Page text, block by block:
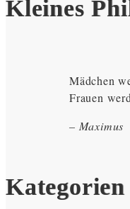
Kleines
Mädchen
Frauen
– Maximus
Kategorien